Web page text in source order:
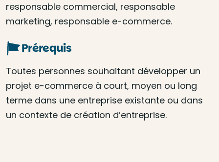
responsable commercial, responsable
marketing, responsable e-commerce.
Prérequis
Toutes personnes souhaitant développer un
projet e-commerce à court, moyen ou long
terme dans une entreprise existante ou dans
un contexte de création d’entreprise.